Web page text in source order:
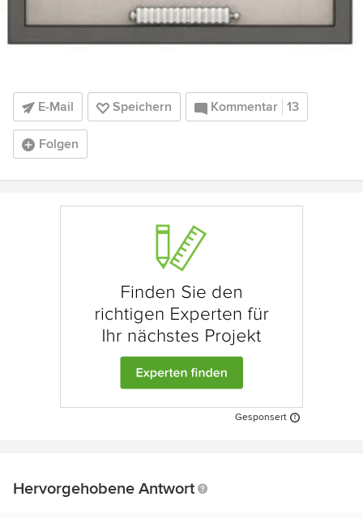
E-Mail Speichern Kommentar 13
Folgen
Gesponsert
Hervorgehobene Antwort